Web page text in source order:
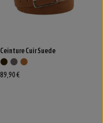
Ceinture Cuir Suede
89,90 €